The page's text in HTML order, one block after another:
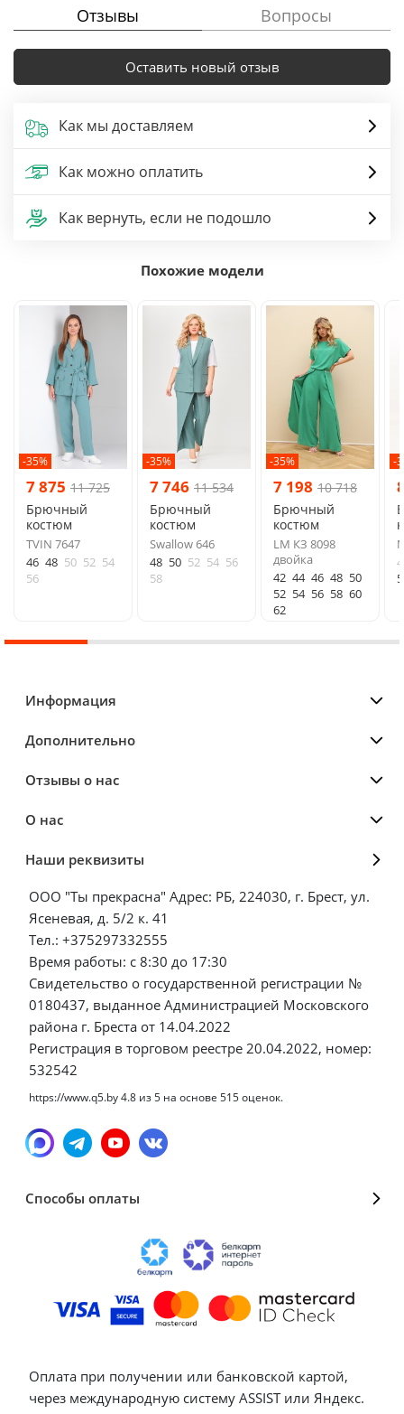
Отзывы Вопросы
Оставить новый отзыв
Как мы доставляем
Как можно оплатить
Как вернуть, если не подошло
Похожие модели
-35%
7 875 11 725
Брючный
костюм
TVIN 7647
46 48 50 52 54
56
-35%
7 746 11 534
Брючный
костюм
Swallow 646
48 50 52 54 56
58
-35%
7 198 10 718
Брючный
костюм
LM КЗ 8098
двойка
42 44 46 48 50
52 54 56 58 60
62
-
Информация
Дополнительно
Отзывы о нас
О нас
Наши реквизиты
ООО "Ты прекрасна" Адрес: РБ, 224030, г. Брест, ул.
Ясеневая, д. 5/2 к. 41
Тел.: +375297332555
Время работы: с 8:30 до 17:30
Свидетельство о государственной регистрации №
0180437, выданное Администрацией Московского
района г. Бреста от 14.04.2022
Регистрация в торговом реестре 20.04.2022, номер:
532542
https://www.q5.by4.8 из5 на основе 515оценок.
Способы оплаты
Оплата при получении или банковской картой,
через международную систему ASSIST или Яндекс.